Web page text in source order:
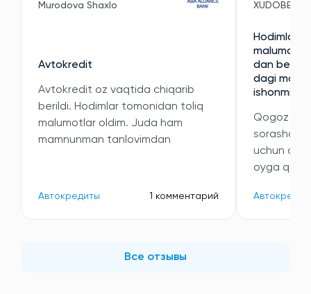
Murodova Shaxlo
Avtokredit
Avtokredit oz vaqtida chiqarib
berildi. Hodimlar tomonidan toliq
malumotlar oldim. Juda ham
mamnunman tanlovimdan
Автокредиты 1 комментарий
XUDOBERDI
Hodimlari
malumotni
dan
dagi
ishonmidi
Qogoz
sorashdi
uchun
oyga
Все отзывы